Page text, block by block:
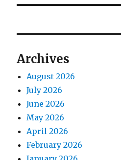
Archives
August 2026
July 2026
June 2026
May 2026
April 2026
February 2026